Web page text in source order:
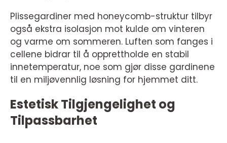
Plissegardiner med honeycomb-struktur tilbyr
også ekstra isolasjon mot kulde om vinteren
og varme om sommeren. Luften som fanges i
cellene bidrar til å opprettholde en stabil
innetemperatur, noe som gjør disse gardinene
til en miljøvennlig løsning for hjemmet ditt.
Estetisk Tilgjengelighet og
Tilpassbarhet